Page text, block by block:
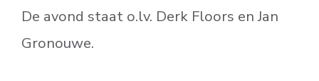
De avond staat o.lv. Derk Floors en Jan
Gronouwe.